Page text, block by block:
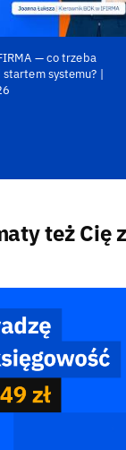
— co trzeba
systemu? |
też Cię